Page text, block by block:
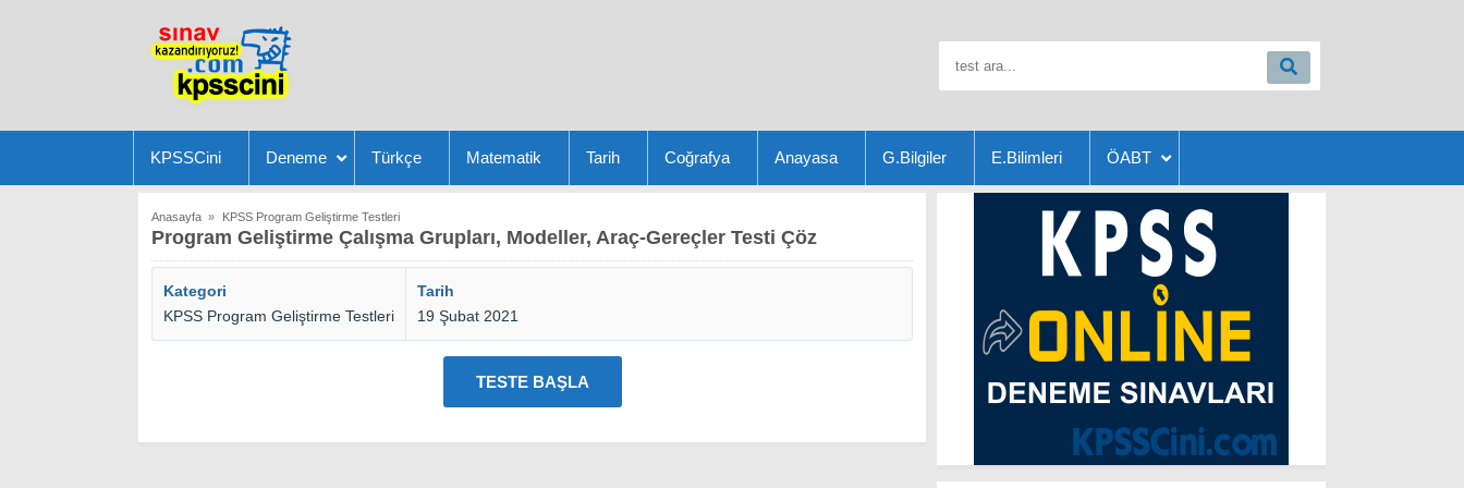
KPSSCini Deneme Türkçe Matematik Tarih Coğrafya Anayasa G.Bilgiler E.Bilimleri ÖABT
Anasayfa » KPSS Program Geliştirme Testleri
Program Geliştirme Çalışma Grupları, Modeller, Araç-Gereçler Testi Çöz
Kategori
KPSS Program Geliştirme Testleri
Tarih
19 Şubat 2021
TESTE BAŞLA